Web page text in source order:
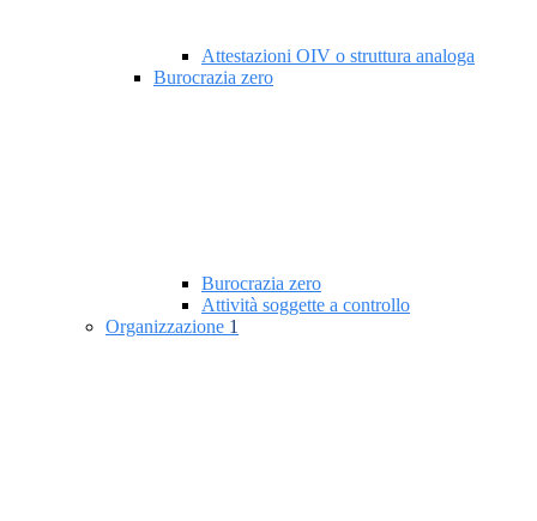
Attestazioni OIV o struttura analoga
Burocrazia zero
Burocrazia zero
Attività soggette a controllo
Organizzazione 1